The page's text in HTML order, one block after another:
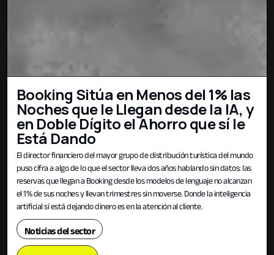
Booking Sitúa en Menos del 1% las
Noches que le Llegan desde la IA, y
en Doble Dígito el Ahorro que sí le
Está Dando
El director financiero del mayor grupo de distribución turística del mundo
puso cifra a algo de lo que el sector lleva dos años hablando sin datos: las
reservas que llegan a Booking desde los modelos de lenguaje no alcanzan
el 1% de sus noches y llevan trimestres sin moverse. Donde la inteligencia
artificial sí está dejando dinero es en la atención al cliente.
Noticias del sector